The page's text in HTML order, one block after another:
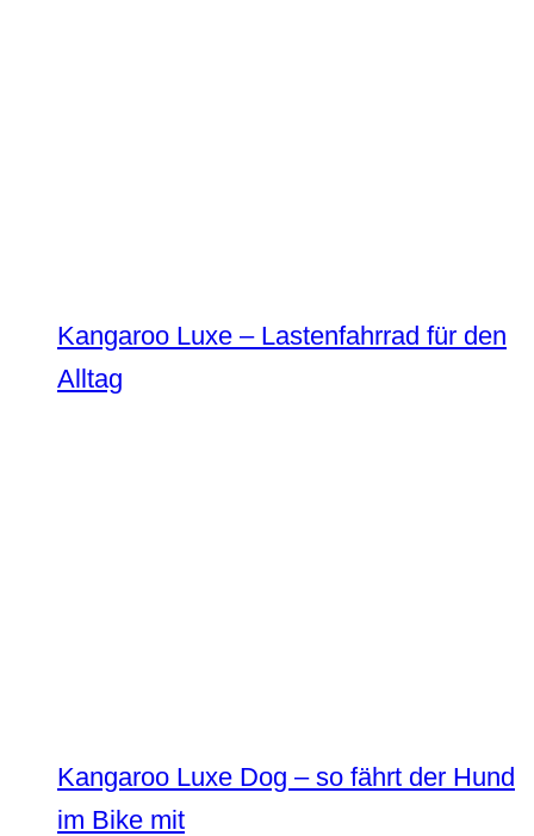
Kangaroo Luxe – Lastenfahrrad für den
Alltag
Kangaroo Luxe Dog – so fährt der Hund
im Bike mit